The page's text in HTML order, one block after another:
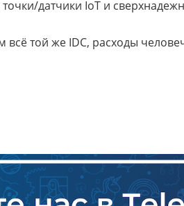
датчики IoT и
той же IDC, расходы